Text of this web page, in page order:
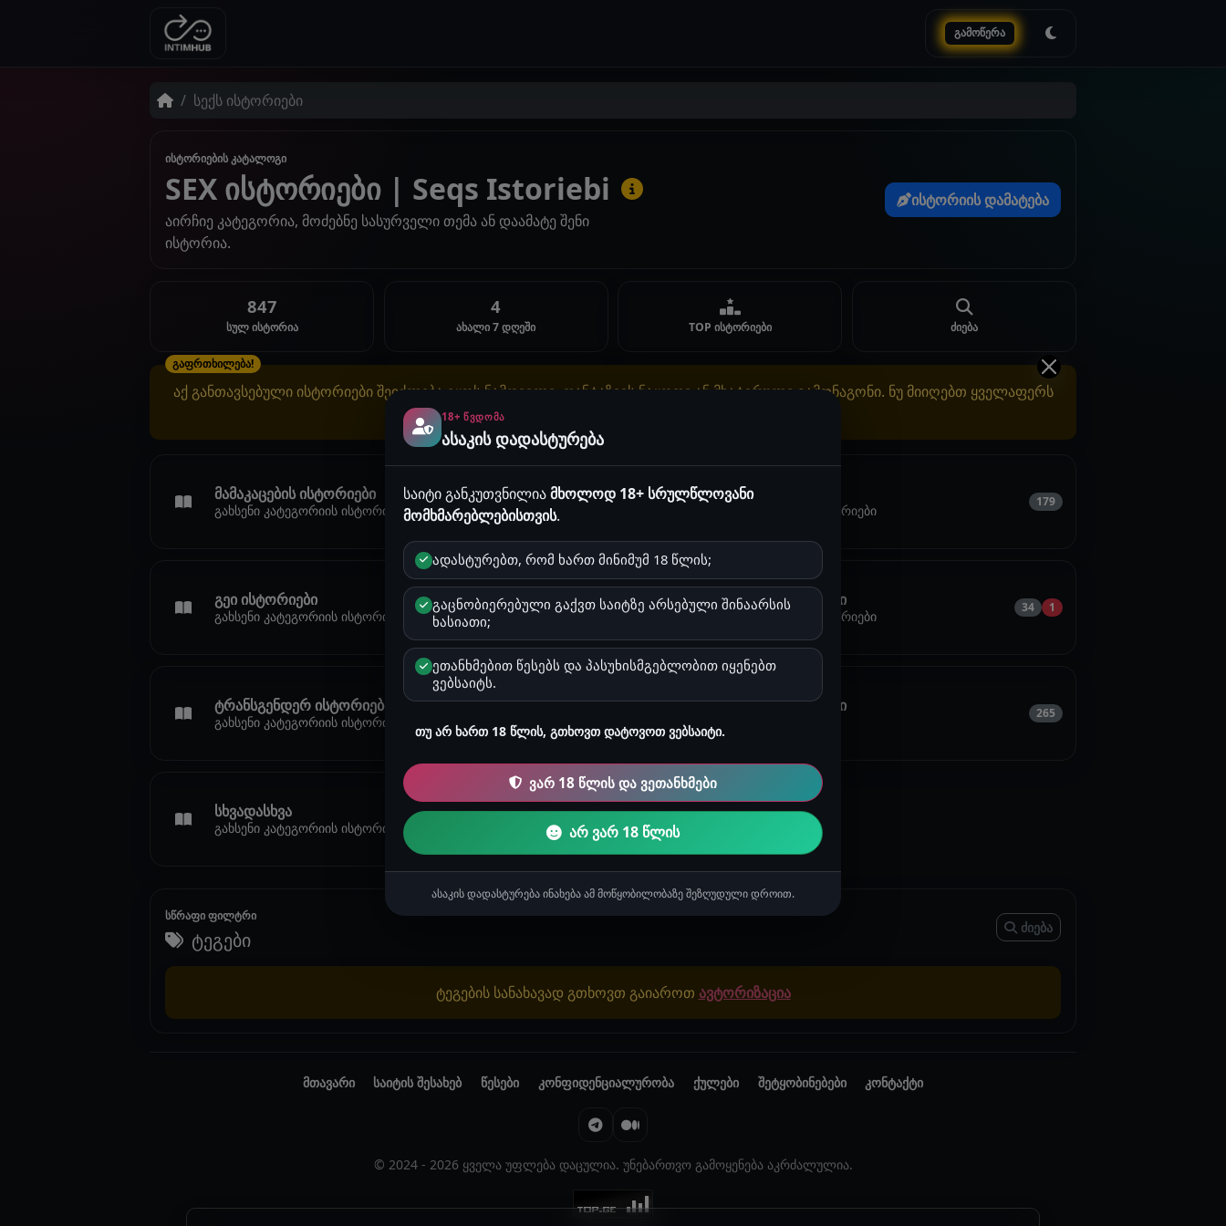
გამოწერა
სექს ისტორიები
ისტორიების კატალოგი
SEX ისტორიები | Seqs Istoriebi
აირჩიე კატეგორია, მოძებნე სასურველი თემა ან დაამატე შენი
ისტორია.
ისტორიის დამატება
847
სულ ისტორია
4
ახალი 7 დღეში TOP ისტორიები ძიება
გაფრთხილება!
აქ განთავსებული ისტორიები შეიძლება იყოს ნამდვილი, ფანტაზიის ნაყოფი ან მხატვრული გამონაგონი. ნუ მიიღებთ ყველაფერს
სერიოზულად, უბრალოდ ისიამოვნეთ კითხვით!
მამაკაცების ისტორიები
გახსენი კატეგორიის ისტორიები
249 2 ქალების ისტორიები
გახსენი კატეგორიის ისტორიები
179
გეი ისტორიები
გახსენი კატეგორიის ისტორიები
77 1 ლესბოსური ისტორიები
გახსენი კატეგორიის ისტორიები
34 1
ტრანსგენდერ ისტორიები
გახსენი კატეგორიის ისტორიები
შეზღუდული ისტორიები
Premium კატეგორია
265
სხვადასხვა
გახსენი კატეგორიის ისტორიები
სწრაფი ფილტრი
ტეგები
ძიება
ტეგების სანახავად გთხოვთ გაიაროთ ავტორიზაცია
მთავარი საიტის შესახებ წესები კონფიდენციალურობა ქულები შეტყობინებები კონტაქტი
© 2024 - 2026 ყველა უფლება დაცულია. უნებართვო გამოყენება აკრძალულია.
18+ ᲬᲕᲓᲝᲛᲐ
ასაკის დადასტურება
საიტი განკუთვნილიამხოლოდ 18+ სრულწლოვანი
მომხმარებლებისთვის.
ადასტურებთ, რომ ხართ მინიმუმ 18 წლის;
გაცნობიერებული გაქვთ საიტზე არსებული შინაარსის
ხასიათი;
ეთანხმებით წესებს და პასუხისმგებლობით იყენებთ
ვებსაიტს.
თუ არ ხართ 18 წლის, გთხოვთ დატოვოთ ვებსაიტი.
ვარ 18 წლის და ვეთანხმები
არ ვარ 18 წლის
ასაკის დადასტურება ინახება ამ მოწყობილობაზე შეზღუდული დროით.